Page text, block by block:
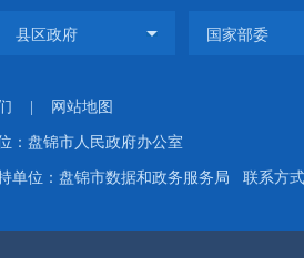
网站地图
：盘锦市人民政府办公室
单位：盘锦市数据和政务服务局 联系方